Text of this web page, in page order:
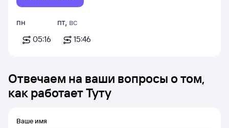
пн
05:16
пт, вс
15:46
Отвечаем на ваши вопросы о том,
как работает Туту
Ваше имя